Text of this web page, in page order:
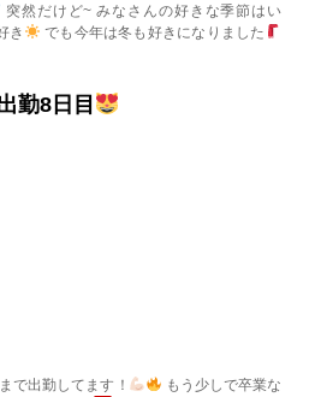
突然だけど~ みなさんの好きな季節はい
き
でも今年は冬も好きになりました
勤8日目
で出勤してます！
もう少しで卒業な